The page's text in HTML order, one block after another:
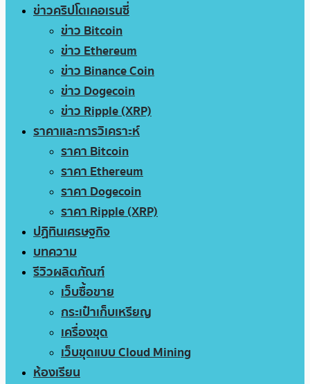
ข่าวคริปโตเคอเรนซี่
ข่าว Bitcoin
ข่าว Ethereum
ข่าว Binance Coin
ข่าว Dogecoin
ข่าว Ripple (XRP)
ราคาและการวิเคราะห์
ราคา Bitcoin
ราคา Ethereum
ราคา Dogecoin
ราคา Ripple (XRP)
ปฏิทินเศรษฐกิจ
บทความ
รีวิวผลิตภัณฑ์
เว็บซื้อขาย
กระเป๋าเก็บเหรียญ
เครื่องขุด
เว็บขุดแบบ Cloud Mining
ห้องเรียน